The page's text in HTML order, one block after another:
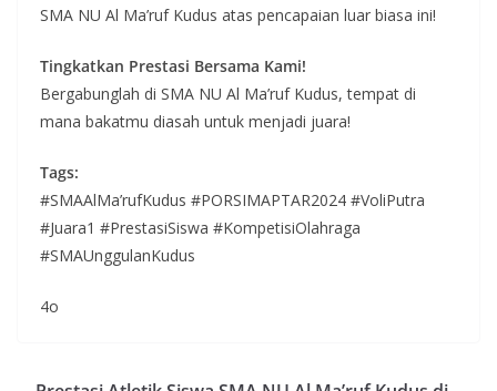
SMA NU Al Ma’ruf Kudus atas pencapaian luar biasa ini!
Tingkatkan Prestasi Bersama Kami!
Bergabunglah di SMA NU Al Ma’ruf Kudus, tempat di
mana bakatmu diasah untuk menjadi juara!
Tags:
#SMAAlMa’rufKudus #PORSIMAPTAR2024 #VoliPutra
#Juara1 #PrestasiSiswa #KompetisiOlahraga
#SMAUnggulanKudus
4o